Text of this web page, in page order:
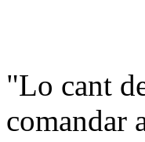
"Lo cant
comandar